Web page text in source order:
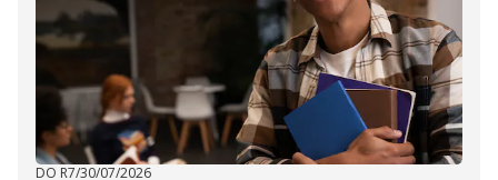
DO R7/30/07/2026